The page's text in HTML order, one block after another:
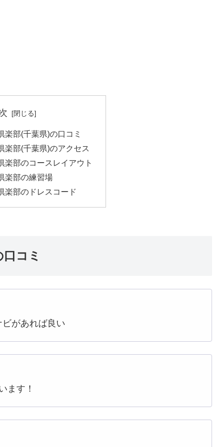
楽部(千葉県)の口コミ
楽部(千葉県)のアクセス
楽部のコースレイアウト
楽部の練習場
楽部のドレスコード
コミ
があれば良い
ます！